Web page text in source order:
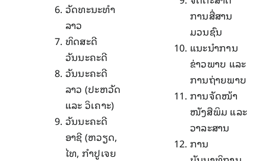
ວັດທະນະທໍາ
ລາວ
ທິດສະດີ
ວັນນະຄະດີ
ວັນນະຄະດີ
ລາວ (ປະຫວັດ
ແລະ ວິເຄາະ)
ວັນນະຄະດີ
ອາຊີ (ຫວຽດ,
ໄທ, ກໍາປູເຈຍ
ການສື່ສານ
ມວນຊົນ
ແນະນໍາການ
ຂ່າວພາບ ແລະ
ການຖ່າຍພາບ
ການຈັດໜ້າ
ໜັງສືພິມ ແລະ
ວາລະສານ
ການ